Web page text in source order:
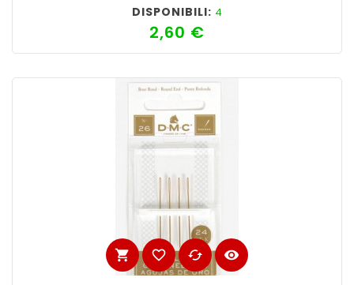
DISPONIBILI: 4
2,60 €
shopping_cart favorite_border cached visibility